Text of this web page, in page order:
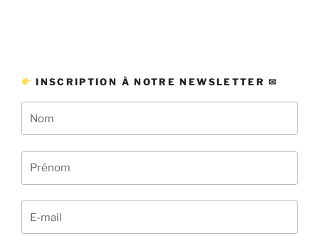
INSCRIPTION À NOTRE NEWSLETTER ✉